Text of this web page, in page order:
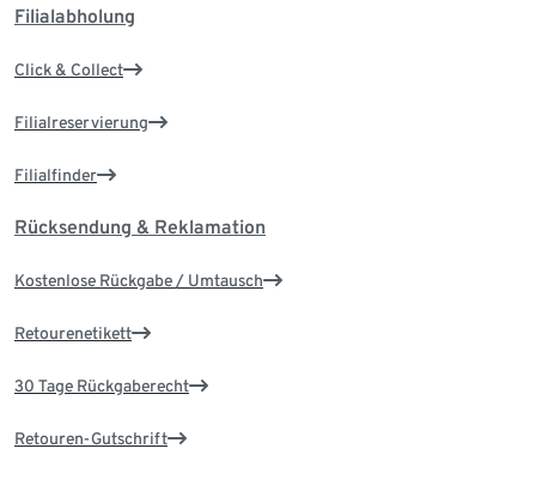
Filialabholung
Click & Collect
Filialreservierung
Filialfinder
Rücksendung & Reklamation
Kostenlose Rückgabe / Umtausch
Retourenetikett
30 Tage Rückgaberecht
Retouren-Gutschrift